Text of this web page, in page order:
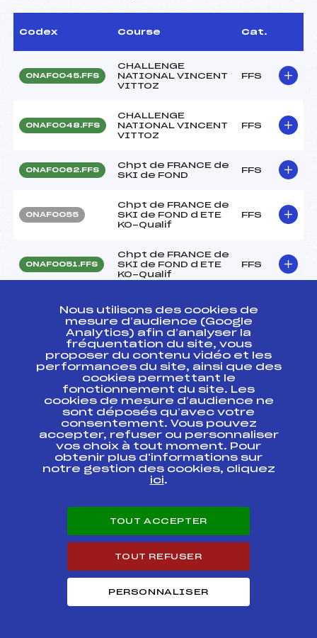
Codex Course Cat.
ONAF0045.FFS
CHALLENGE
NATIONAL VINCENT
VITTOZ
FFS
ONAF0048.FFS
CHALLENGE
NATIONAL VINCENT
VITTOZ
FFS
ONAF0062.FFS
Chpt de FRANCE de
SKI de FOND
FFS
ONAF0055
Chpt de FRANCE de
SKI de FOND d ETE
KO-Qualif
FFS
ONAF0051.FFS
Chpt de FRANCE de
SKI de FOND d ETE
KO-Qualif
FFS
FNAF0422.FFS
Championnat de
France SENIORS
Dames L'ETOILE
DES SAISIES
FFS
RELAIS Dames –
CHAMPIONNATS DE
FRANCE DE SKI DE
FOND (U17->SEN)
FNAF0185
CHAMPIONNATS DE
FRANCE
FFS
FNAF0183.FFS
CHAMPIONNATS DE
FRANCE SENIORS
FFS
SENIORS
COUPE DU MONDE
COUPE DU MONDE
Nous utilisons des cookies de
mesure d’audience (Google
Analytics) afin d’analyser la
fréquentation du site, vous
proposer du contenu vidéo et les
performances du site, ainsi que des
cookies permettant le
fonctionnement du site. Les
cookies de mesure d’audience ne
sont déposés qu’avec votre
consentement. Vous pouvez
accepter, refuser ou personnaliser
vos choix à tout moment. Pour
obtenir plus d'informations sur
notre gestion des cookies, cliquez
ici.
TOUT ACCEPTER
TOUT REFUSER
PERSONNALISER